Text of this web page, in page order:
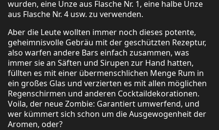
wurden, eine Unze aus Flasche Nr. 1, eine halbe Unze
aus Flasche Nr. 4 usw. zu verwenden.
Aber die Leute wollten immer noch dieses potente,
geheimnisvolle Gebräu mit der geschützten Rezeptur,
also warfen andere Bars einfach zusammen, was
immer sie an Säften und Sirupen zur Hand hatten,
füllten es mit einer übermenschlichen Menge Rum in
ein großes Glas und verzierten es mit allen möglichen
Regenschirmen und anderen Cocktaildekorationen.
Voila, der neue Zombie: Garantiert umwerfend, und
wer kümmert sich schon um die Ausgewogenheit der
Aromen, oder?